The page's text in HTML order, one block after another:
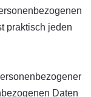
praktisch jeden
Daten